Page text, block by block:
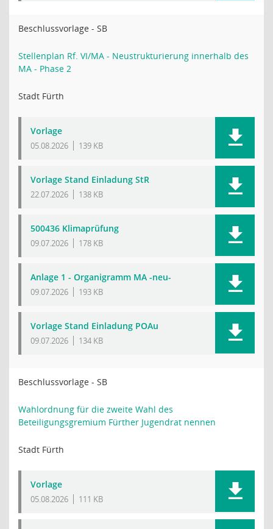
Beschlussvorlage - SB
Stellenplan Rf. VI/MA - Neustrukturierung innerhalb des
MA - Phase 2
Stadt Fürth
Vorlage
05.08.2026 139 KB
Vorlage Stand Einladung StR
22.07.2026 138 KB
500436 Klimaprüfung
09.07.2026 178 KB
Anlage 1 - Organigramm MA -neu-
09.07.2026 193 KB
Vorlage Stand Einladung POAu
09.07.2026 134 KB
Beschlussvorlage - SB
Wahlordnung für die zweite Wahl des
Beteiligungsgremium Fürther Jugendrat nennen
Stadt Fürth
Vorlage
05.08.2026 111 KB